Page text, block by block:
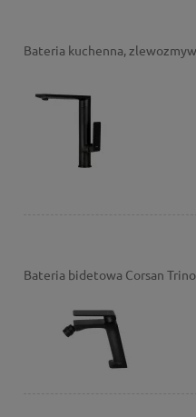
Bateria kuchenna,
Bateria bidetowa Corsan